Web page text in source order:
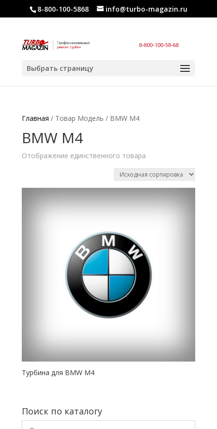
8-800-100-5868 info@turbo-magazin.ru
Выбрать страницу
Главная / Товар Модель / BMW M4
BMW M4
Отображение единственного товара
Турбина для BMW M4
Поиск по каталогу